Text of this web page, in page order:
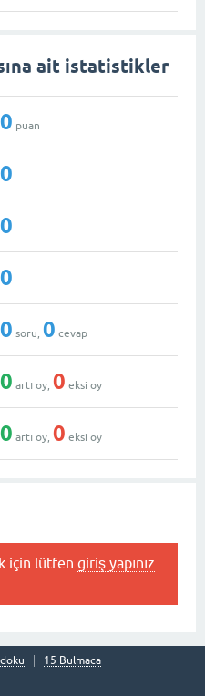
ait istatistikler
0 puan
0
0
0
0 soru, 0 cevap
0 artı oy, 0 eksi oy
0 artı oy, 0 eksi oy
için lütfen giriş yapınız
15 Bulmaca